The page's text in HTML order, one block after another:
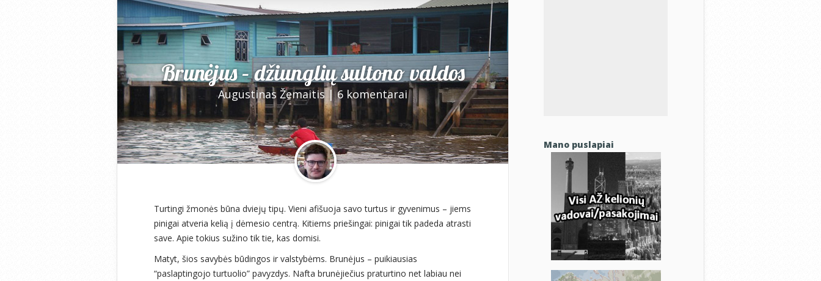
Brunėjus – džiunglių sultono valdos
Augustinas Žemaitis |6 komentarai
Turtingi žmonės būna dviejų tipų. Vieni afišuoja savo turtus ir gyvenimus – jiems
pinigai atveria kelią į dėmesio centrą. Kitiems priešingai: pinigai tik padeda atrasti
save. Apie tokius sužino tik tie, kas domisi.
Matyt, šios savybės būdingos ir valstybėms. Brunėjus – puikiausias
“paslaptingojo turtuolio” pavyzdys. Nafta brunėjiečius praturtino net labiau nei
Mano puslapiai